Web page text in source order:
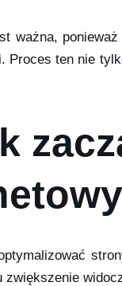
ważna,
Proces ten nie
zwiększenie